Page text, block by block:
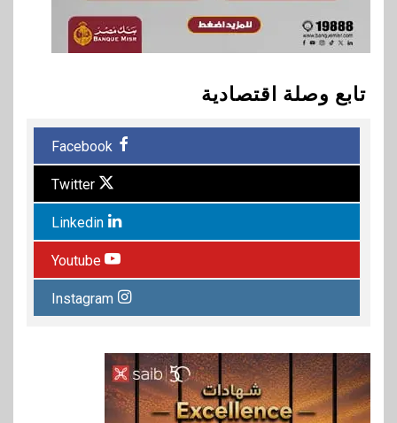
تابع وصلة اقتصادية
Facebook
Twitter
Linkedin
Youtube
Instagram